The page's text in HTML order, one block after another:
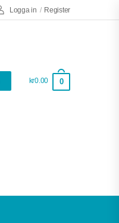
Logga in / Register
kr0.00 0